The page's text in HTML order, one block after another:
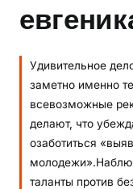
Удивительное
заметно именно
всевозможные
делают, что
озаботиться
таланты против